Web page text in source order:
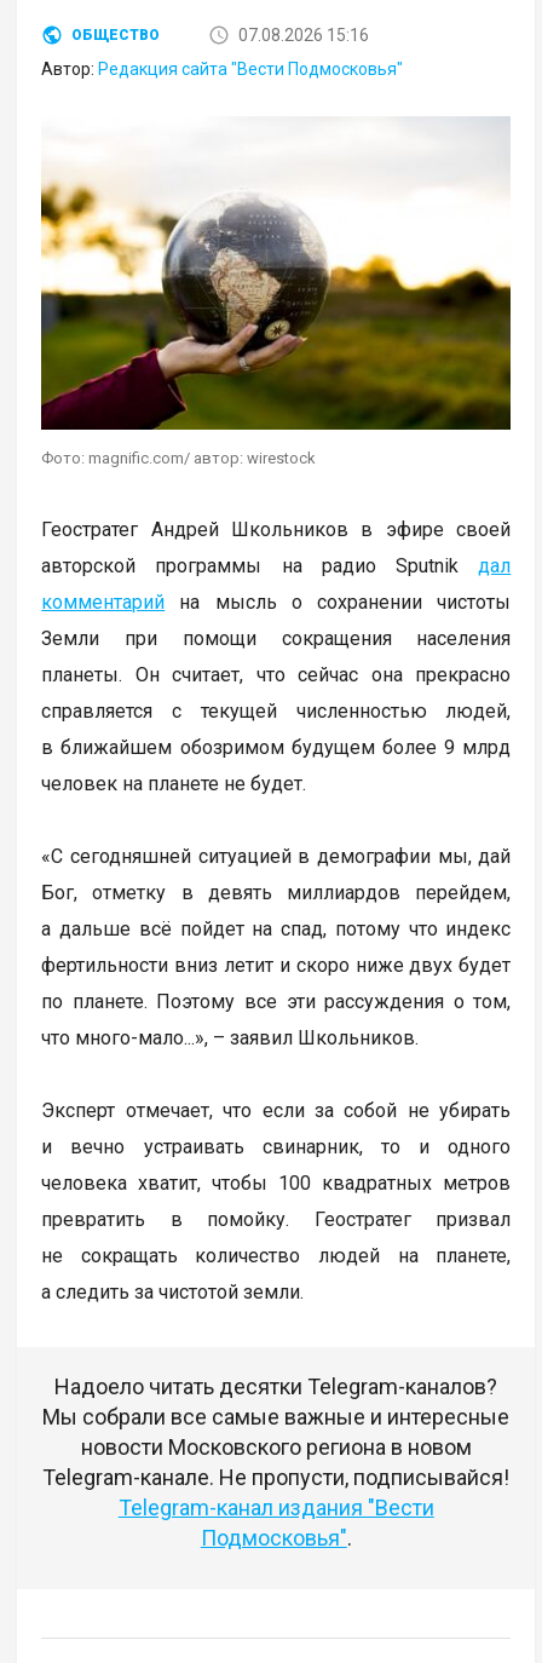
ОБЩЕСТВО
07.08.2026 15:16
Автор: Редакция сайта "Вести Подмосковья"
Фото: magnific.com/ автор: wirestock
Геостратег Андрей Школьников в эфире своей
авторской программы на радио Sputnikдал
комментарий на мысль о сохранении чистоты
Земли при помощи сокращения населения
планеты. Он считает, что сейчас она прекрасно
справляется с текущей численностью людей,
в ближайшем обозримом будущем более 9 млрд
человек на планете не будет.
«С сегодняшней ситуацией в демографии мы, дай
Бог, отметку в девять миллиардов перейдем,
а дальше всё пойдет на спад, потому что индекс
фертильности вниз летит и скоро ниже двух будет
по планете. Поэтому все эти рассуждения о том,
что много-мало...», – заявил Школьников.
Эксперт отмечает, что если за собой не убирать
и вечно устраивать свинарник, то и одного
человека хватит, чтобы 100 квадратных метров
превратить в помойку. Геостратег призвал
не сокращать количество людей на планете,
а следить за чистотой земли.
Надоело читать десятки Telegram-каналов?
Мы собрали все самые важные и интересные
новости Московского региона в новом
Telegram-канале. Не пропусти, подписывайся!
Telegram-канал издания "Вести
Подмосковья".